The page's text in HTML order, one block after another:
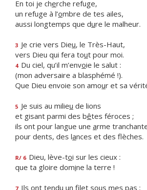
En toi je cherche refuge,
un refuge à l’ombre de tes ailes,
aussi longtemps que dure le malheur.
3 Je crie vers Dieu, le Très-Haut,
vers Dieu qui fera tout pour moi.
4 Du ciel, qu’il m’envoie le salut :
(mon adversaire a blasphémé !).
Que Dieu envoie son amour et sa
5 Je suis au milieu de lions
et gisant parmi des bêtes féroces ;
ils ont pour langue une arme
pour dents, des lances et des flèches.
R/ 6 Dieu, lève-toi sur les cieux :
que ta gloire domine la terre !
7 Ils ont tendu un filet sous mes pas :